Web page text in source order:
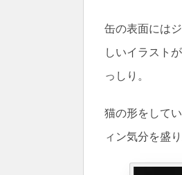
缶の表面には
しいイラスト
っしり。
猫の形をして
ィン気分を盛